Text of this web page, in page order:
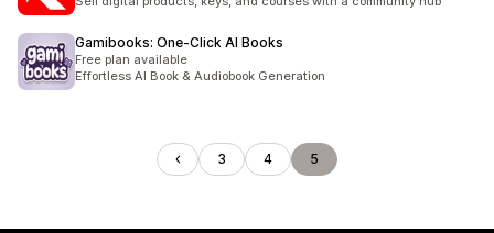
Gamibooks: One‑Click AI Books
Free plan available
Effortless AI Book & Audiobook Generation
3 4 5